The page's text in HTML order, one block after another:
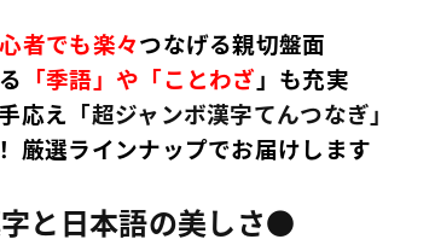
者でも楽々つなげる親切盤面
「季語」や「ことわざ 」も充実
応え 「超ジャンボ漢字てんつなぎ」
！ 厳選ラインナップでお届けします
と日本語の美しさ●